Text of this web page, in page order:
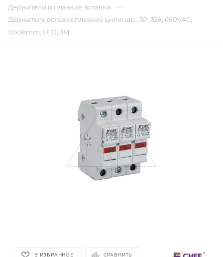
Держатели и плавкие вставки —
Держатель вставок плавких цилиндр., 3P, 32A, 690VAC,
10x38mm, LED, 3M
В ИЗБРАННОЕ СРАВНИТЬ